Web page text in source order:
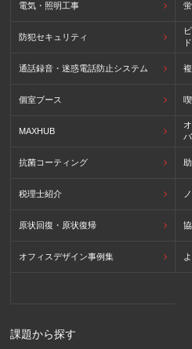
電気・照明工事
防犯セキュリティ
通話録音・迷惑電話防止システム
個室ブース
MAXHUB
抗菌コーティング
税理士紹介
原状回復・原状復帰
オフィスデザイン事例集
課題から探す